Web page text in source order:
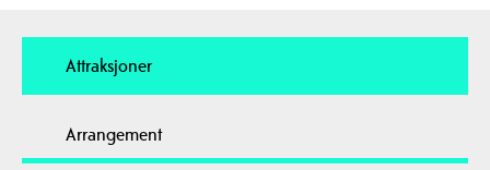
Attraksjoner
Arrangement